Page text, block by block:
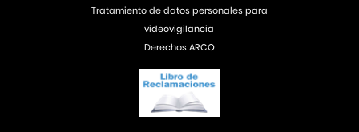
Tratamiento de datos personales para
videovigilancia
Derechos ARCO